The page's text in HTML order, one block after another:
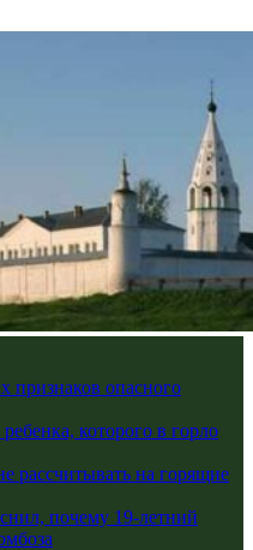
признаков опасного
которого в горло
рассчитывать на горящие
почему 19-летний